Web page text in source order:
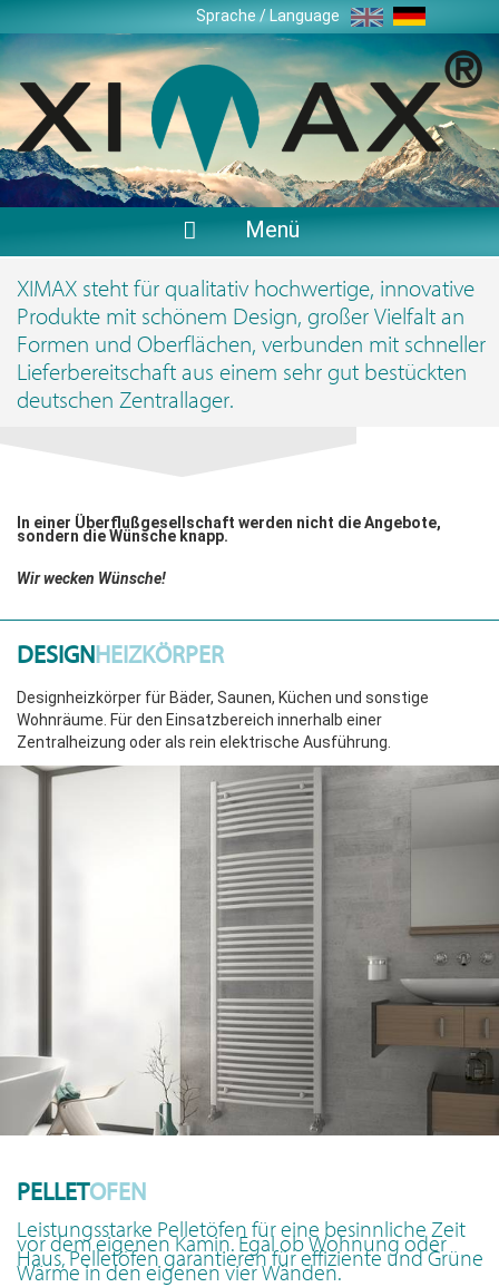
Zum
Inhalt
springen
Sprache / Language
Menü
XIMAX steht für qualitativ hochwertige, innovative
Produkte mit schönem Design, großer Vielfalt an
Formen und Oberflächen, verbunden mit schneller
Lieferbereitschaft aus einem sehr gut bestückten
deutschen Zentrallager.
In einer Überflußgesellschaft werden nicht die Angebote,
sondern die Wünsche knapp.
Wir wecken Wünsche!
DESIGNHEIZKÖRPER
Designheizkörper für Bäder, Saunen, Küchen und sonstige
Wohnräume. Für den Einsatzbereich innerhalb einer
Zentralheizung oder als rein elektrische Ausführung.
PELLETOFEN
Leistungsstarke Pelletöfen für eine besinnliche Zeit
vor dem eigenen Kamin. Egal ob Wohnung oder
Haus, Pelletöfen garantieren für effiziente und Grüne
Wärme in den eigenen vier Wänden.